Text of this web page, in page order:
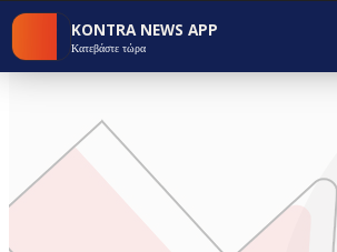
KONTRA NEWS APP
Κατεβάστε τώρα